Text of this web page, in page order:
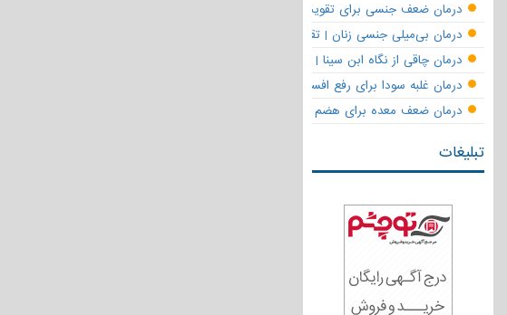
درمان ضعف جنسی برای تقویت قوای مردانه | تقویت نعوظ و رفع زودانزالی
درمان بی‌میلی جنسی زنان | تقویت قوای جنسی و بازگشت لذت
درمان چاقی از نگاه ابن سینا | نسخه حکما برای کاهش وزن طبیعی
درمان غلبه سودا برای رفع افسردگی
درمان ضعف معده برای هضم قوی
تبلیغات